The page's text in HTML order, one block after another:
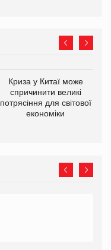
Криза у Китаї може
спричинити великі
потрясіння для світової
економіки